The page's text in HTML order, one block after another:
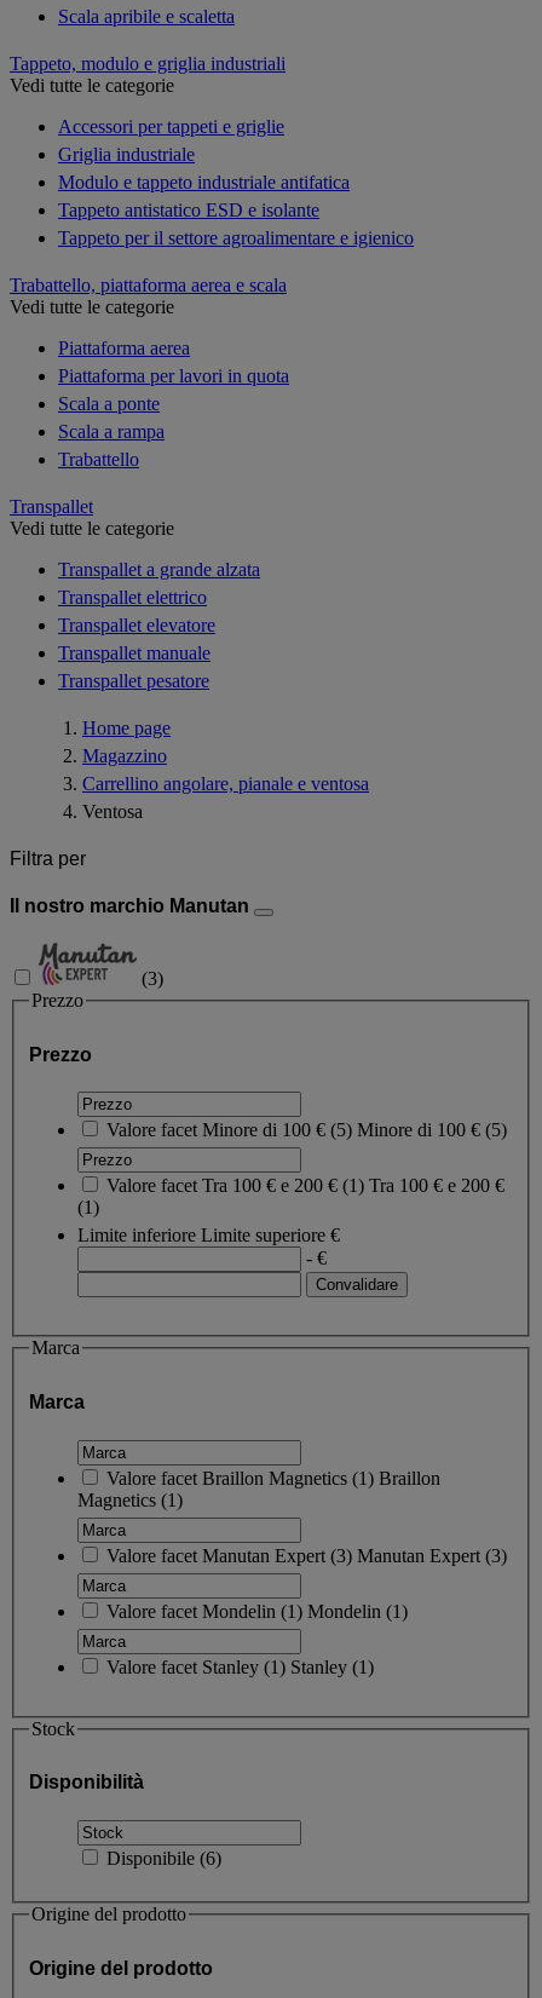
Scala apribile e scaletta
Tappeto, modulo e griglia industriali
Vedi tutte le categorie
Accessori per tappeti e griglie
Griglia industriale
Modulo e tappeto industriale antifatica
Tappeto antistatico ESD e isolante
Tappeto per il settore agroalimentare e igienico
Trabattello, piattaforma aerea e scala
Vedi tutte le categorie
Piattaforma aerea
Piattaforma per lavori in quota
Scala a ponte
Scala a rampa
Trabattello
Transpallet
Vedi tutte le categorie
Transpallet a grande alzata
Transpallet elettrico
Transpallet elevatore
Transpallet manuale
Transpallet pesatore
Home page
Magazzino
Carrellino angolare, pianale e ventosa
Ventosa
Filtra per
Il nostro marchio Manutan
(3)
Prezzo
Prezzo
Valore facet Minore di 100 € (5) Minore di 100 € (5)
Valore facet Tra 100 € e 200 € (1) Tra 100 € e 200 €
(1)
Limite inferiore Limite superiore €
- €
Marca
Marca
Valore facet Braillon Magnetics (1) Braillon
Magnetics (1)
Valore facet Manutan Expert (3) Manutan Expert (3)
Valore facet Mondelin (1) Mondelin (1)
Valore facet Stanley (1) Stanley (1)
Stock
Disponibilità
Disponibile (6)
Origine del prodotto
Origine del prodotto